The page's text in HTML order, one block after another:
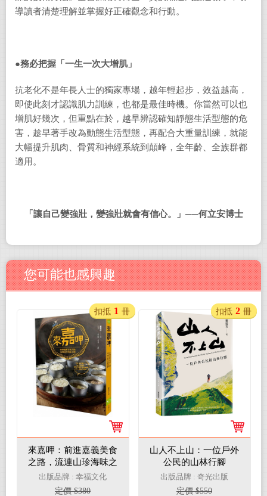
導讀者清楚理解並掌握好正確觀念和行動。
●務必把握「一生一次大增肌」
抗老化不是年長人士的獨家專場，越年輕起步，效益越高，
即使此刻才認識肌力訓練，也都是最佳時機。你當然可以也
增肌好幾次，但重點在於，越早辨認確知靜態生活型態的危
害，趁早著手改為動態生活型態，再配合大重量訓練，就能
大幅提升肌肉、骨質和神經系統到顛峰，全年齡、全族群都
適用。
「讓自己變強壯，變強壯就會有信心。」──何立安博士
您可能也感興趣
來嘉呷：前進嘉義美食
之路，流連山珍海味之
鄉
出版品牌 : 幸福文化
定價 $380
扣抵 1 冊
山人不上山：一位戶外
公民的山林行腳
出版品牌 : 奇光出版
定價 $550
扣抵 2 冊